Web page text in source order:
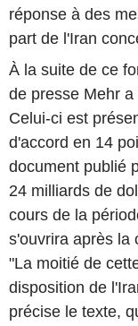
réponse à des
part de l'Iran
À la suite de ce
de presse Mehr
Celui-ci est
d'accord en 14
document publié
24 milliards de
cours de la
s'ouvrira après la
"La moitié de
disposition de
précise le texte,